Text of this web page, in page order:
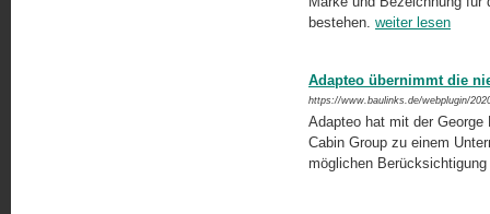
bestehen. weiter lesen
Adapteo übernimmt die
https://www.baulinks.de/webplugin/
Adapteo hat mit der George
Cabin Group zu einem
möglichen